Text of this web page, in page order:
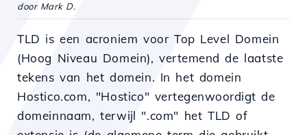
door Mark D.
TLD is een acroniem voor Top Level Domein
(Hoog Niveau Domein),vertemend de laatste
tekens van het domein. In het domein
Hostico.com, "Hostico" vertegenwoordigt de
domeinnaam, terwijl ".com" het TLDof